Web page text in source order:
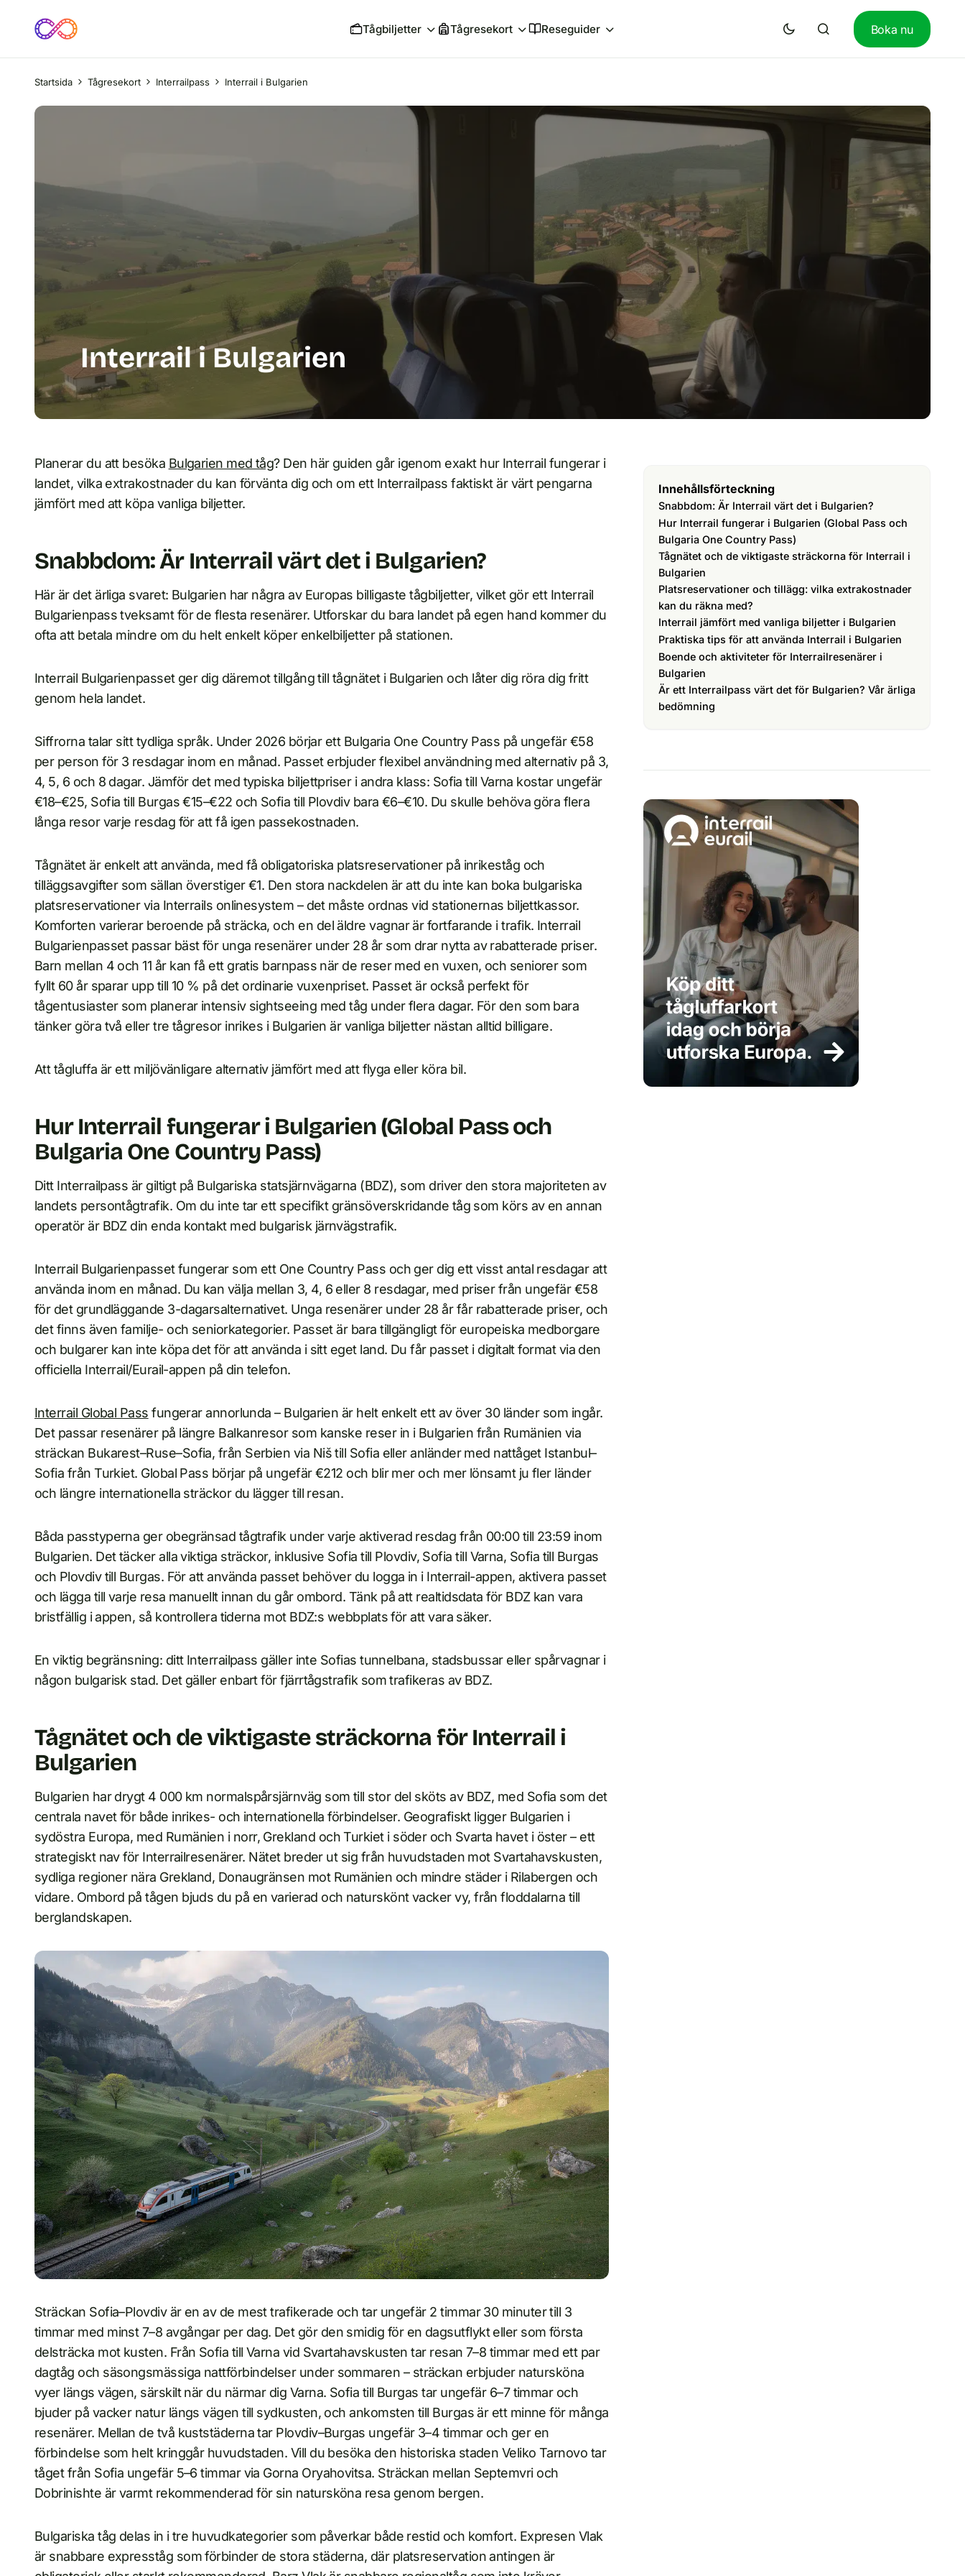
Tågbiljetter Tågresekort Reseguider Boka nu
Startsida Tågresekort Interrailpass Interrail i Bulgarien
Interrail i Bulgarien
Planerar du att besöka Bulgarien med tåg? Den här guiden går igenom exakt hur Interrail fungerar i
landet, vilka extrakostnader du kan förvänta dig och om ett Interrailpass faktiskt är värt pengarna
jämfört med att köpa vanliga biljetter.
Snabbdom: Är Interrail värt det i Bulgarien?
Här är det ärliga svaret: Bulgarien har några av Europas billigaste tågbiljetter, vilket gör ett Interrail
Bulgarienpass tveksamt för de flesta resenärer. Utforskar du bara landet på egen hand kommer du
ofta att betala mindre om du helt enkelt köper enkelbiljetter på stationen.
Interrail Bulgarienpasset ger dig däremot tillgång till tågnätet i Bulgarien och låter dig röra dig fritt
genom hela landet.
Siffrorna talar sitt tydliga språk. Under 2026 börjar ett Bulgaria One Country Pass på ungefär €58
per person för 3 resdagar inom en månad. Passet erbjuder flexibel användning med alternativ på 3,
4, 5, 6 och 8 dagar. Jämför det med typiska biljettpriser i andra klass: Sofia till Varna kostar ungefär
€18–€25, Sofia till Burgas €15–€22 och Sofia till Plovdiv bara €6–€10. Du skulle behöva göra flera
långa resor varje resdag för att få igen passekostnaden.
Tågnätet är enkelt att använda, med få obligatoriska platsreservationer på inrikeståg och
tilläggsavgifter som sällan överstiger €1. Den stora nackdelen är att du inte kan boka bulgariska
platsreservationer via Interrails onlinesystem – det måste ordnas vid stationernas biljettkassor.
Komforten varierar beroende på sträcka, och en del äldre vagnar är fortfarande i trafik. Interrail
Bulgarienpasset passar bäst för unga resenärer under 28 år som drar nytta av rabatterade priser.
Barn mellan 4 och 11 år kan få ett gratis barnpass när de reser med en vuxen, och seniorer som
fyllt 60 år sparar upp till 10 % på det ordinarie vuxenpriset. Passet är också perfekt för
tågentusiaster som planerar intensiv sightseeing med tåg under flera dagar. För den som bara
tänker göra två eller tre tågresor inrikes i Bulgarien är vanliga biljetter nästan alltid billigare.
Att tågluffa är ett miljövänligare alternativ jämfört med att flyga eller köra bil.
Hur Interrail fungerar i Bulgarien (Global Pass och
Bulgaria One Country Pass)
Ditt Interrailpass är giltigt på Bulgariska statsjärnvägarna (BDZ), som driver den stora majoriteten av
landets persontågtrafik. Om du inte tar ett specifikt gränsöverskridande tåg som körs av en annan
operatör är BDZ din enda kontakt med bulgarisk järnvägstrafik.
Interrail Bulgarienpasset fungerar som ett One Country Pass och ger dig ett visst antal resdagar att
använda inom en månad. Du kan välja mellan 3, 4, 6 eller 8 resdagar, med priser från ungefär €58
för det grundläggande 3-dagarsalternativet. Unga resenärer under 28 år får rabatterade priser, och
det finns även familje- och seniorkategorier. Passet är bara tillgängligt för europeiska medborgare
och bulgarer kan inte köpa det för att använda i sitt eget land. Du får passet i digitalt format via den
officiella Interrail/Eurail-appen på din telefon.
Interrail Global Pass fungerar annorlunda – Bulgarien är helt enkelt ett av över 30 länder som ingår.
Det passar resenärer på längre Balkanresor som kanske reser in i Bulgarien från Rumänien via
sträckan Bukarest–Ruse–Sofia, från Serbien via Niš till Sofia eller anländer med nattåget Istanbul–
Sofia från Turkiet. Global Pass börjar på ungefär €212 och blir mer och mer lönsamt ju fler länder
och längre internationella sträckor du lägger till resan.
Båda passtyperna ger obegränsad tågtrafik under varje aktiverad resdag från 00:00 till 23:59 inom
Bulgarien. Det täcker alla viktiga sträckor, inklusive Sofia till Plovdiv, Sofia till Varna, Sofia till Burgas
och Plovdiv till Burgas. För att använda passet behöver du logga in i Interrail-appen, aktivera passet
och lägga till varje resa manuellt innan du går ombord. Tänk på att realtidsdata för BDZ kan vara
bristfällig i appen, så kontrollera tiderna mot BDZ:s webbplats för att vara säker.
En viktig begränsning: ditt Interrailpass gäller inte Sofias tunnelbana, stadsbussar eller spårvagnar i
någon bulgarisk stad. Det gäller enbart för fjärrtågstrafik som trafikeras av BDZ.
Tågnätet och de viktigaste sträckorna för Interrail i
Bulgarien
Bulgarien har drygt 4 000 km normalspårsjärnväg som till stor del sköts av BDZ, med Sofia som det
centrala navet för både inrikes- och internationella förbindelser. Geografiskt ligger Bulgarien i
sydöstra Europa, med Rumänien i norr, Grekland och Turkiet i söder och Svarta havet i öster – ett
strategiskt nav för Interrailresenärer. Nätet breder ut sig från huvudstaden mot Svartahavskusten,
sydliga regioner nära Grekland, Donaugränsen mot Rumänien och mindre städer i Rilabergen och
vidare. Ombord på tågen bjuds du på en varierad och naturskönt vacker vy, från floddalarna till
berglandskapen.
Sträckan Sofia–Plovdiv är en av de mest trafikerade och tar ungefär 2 timmar 30 minuter till 3
timmar med minst 7–8 avgångar per dag. Det gör den smidig för en dagsutflykt eller som första
delsträcka mot kusten. Från Sofia till Varna vid Svartahavskusten tar resan 7–8 timmar med ett par
dagtåg och säsongsmässiga nattförbindelser under sommaren – sträckan erbjuder natursköna
vyer längs vägen, särskilt när du närmar dig Varna. Sofia till Burgas tar ungefär 6–7 timmar och
bjuder på vacker natur längs vägen till sydkusten, och ankomsten till Burgas är ett minne för många
resenärer. Mellan de två kuststäderna tar Plovdiv–Burgas ungefär 3–4 timmar och ger en
förbindelse som helt kringgår huvudstaden. Vill du besöka den historiska staden Veliko Tarnovo tar
tåget från Sofia ungefär 5–6 timmar via Gorna Oryahovitsa. Sträckan mellan Septemvri och
Dobrinishte är varmt rekommenderad för sin natursköna resa genom bergen.
Bulgariska tåg delas in i tre huvudkategorier som påverkar både restid och komfort. Expresen Vlak
är snabbare expresståg som förbinder de stora städerna, där platsreservation antingen är
Innehållsförteckning
Snabbdom: Är Interrail värt det i Bulgarien?
Hur Interrail fungerar i Bulgarien (Global Pass och
Bulgaria One Country Pass)
Tågnätet och de viktigaste sträckorna för Interrail i
Bulgarien
Platsreservationer och tillägg: vilka extrakostnader
kan du räkna med?
Interrail jämfört med vanliga biljetter i Bulgarien
Praktiska tips för att använda Interrail i Bulgarien
Boende och aktiviteter för Interrailresenärer i
Bulgarien
Är ett Interrailpass värt det för Bulgarien? Vår ärliga
bedömning